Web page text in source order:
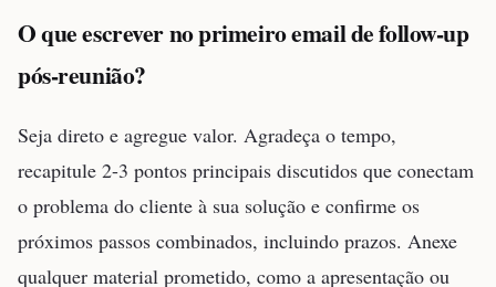
O que escrever no primeiro email de follow-up
pós-reunião?
Seja direto e agregue valor. Agradeça o tempo,
recapitule 2-3 pontos principais discutidos que conectam
o problema do cliente à sua solução e confirme os
próximos passos combinados, incluindo prazos. Anexe
qualquer material prometido, como a apresentação ou